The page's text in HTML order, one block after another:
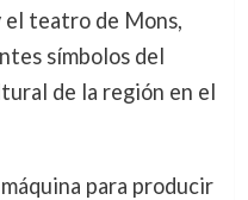
el teatro de Mons,
símbolos del
de la región en el
para producir